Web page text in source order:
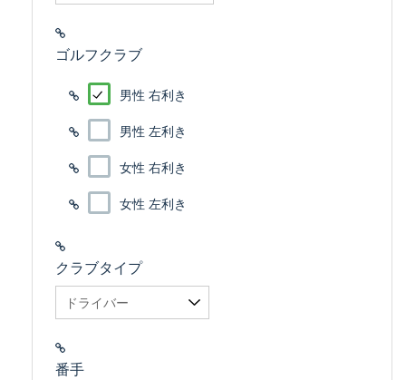
ゴルフクラブ
男性 右利き
男性 左利き
女性 右利き
女性 左利き
クラブタイプ
番手